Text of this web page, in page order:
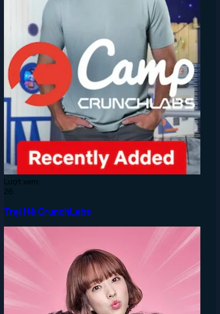
Lượt xem:
26
Trại Hè CrunchLabs